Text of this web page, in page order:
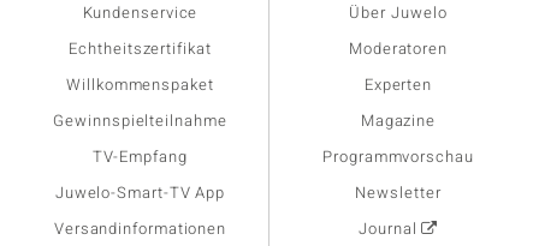
Kundenservice
Echtheitszertifikat
Willkommenspaket
Gewinnspielteilnahme
TV-Empfang
Juwelo-Smart-TV App
Versandinformationen
Über Juwelo
Moderatoren
Experten
Magazine
Programmvorschau
Newsletter
Journal